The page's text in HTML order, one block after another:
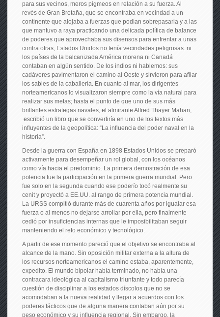
para sus vecinos, meros pigmeos en relación a su fuerza. Al
revés de Gran Bretaña, que se encontraba en vecindad a un
continente que alojaba a fuerzas que podían sobrepasarla y a las
que mantuvo a raya practicando una delicada política de balance
de poderes que aprovechaba sus disensos para enfrentar a unas
contra otras, Estados Unidos no tenía vecindades peligrosas: ni
los países de la balcanizada América morena ni Canadá
contaban en algún sentido. De los indios ni hablemos: sus
cadáveres pavimentaron el camino al Oeste y sirvieron para afilar
los sables de la caballería. En cuanto al mar, los dirigentes
norteamericanos lo visualizaron siempre como la vía natural para
realizar sus metas; hasta el punto de que uno de sus más
brillantes estrategas navales, el almirante Alfred Thayer Mahan,
escribió un libro que se convertiría en uno de los textos más
influyentes de la geopolítica: “La influencia del poder naval en la
historia”.
Desde la guerra con España en 1898 Estados Unidos se preparó
activamente para desempeñar un rol global, con los océanos
como vía hacia el predominio. La primera demostración de esa
potencia fue la participación en la primera guerra mundial. Pero
fue solo en la segunda cuando ese poderío tocó realmente su
cenit y proyectó a EE.UU. al rango de primera potencia mundial.
La URSS compitió durante más de cuarenta años por igualar esa
fuerza o al menos no dejarse arrollar por ella, pero finalmente
cedió por insuficiencias internas que le imposibilitaban seguir
manteniendo el reto económico y tecnológico.
A partir de ese momento pareció que el objetivo se encontraba al
alcance de la mano. Sin oposición militar externa a la altura de
los recursos norteamericanos el camino estaba, aparentemente,
expedito. El mundo bipolar había terminado, no había una
contracara ideológica al capitalismo triunfante y todo parecía
cuestión de disciplinar a los estados díscolos que no se
acomodaban a la nueva realidad y llegar a acuerdos con los
poderes fácticos que de alguna manera contaban aún por su
peso económico y su influencia regional. Sin embargo, la